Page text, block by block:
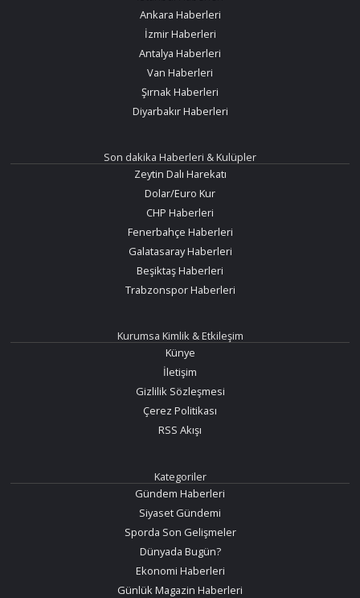
Ankara Haberleri
İzmir Haberleri
Antalya Haberleri
Van Haberleri
Şırnak Haberleri
Diyarbakır Haberleri
Son dakika Haberleri & Kulüpler
Zeytin Dalı Harekatı
Dolar/Euro Kur
CHP Haberleri
Fenerbahçe Haberleri
Galatasaray Haberleri
Beşiktaş Haberleri
Trabzonspor Haberleri
Kurumsa Kimlik & Etkileşim
Künye
İletişim
Gizlilik Sözleşmesi
Çerez Politikası
RSS Akışı
Kategoriler
Gündem Haberleri
Siyaset Gündemi
Sporda Son Gelişmeler
Dünyada Bugün?
Ekonomi Haberleri
Günlük Magazin Haberleri